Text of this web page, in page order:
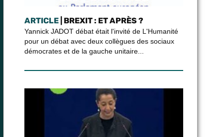
ARTICLE| BREXIT : ET APRÈS ?
Yannick JADOT débat était l'invité de L'Humanité
pour un débat avec deux collègues des sociaux
démocrates et de la gauche unitaire...